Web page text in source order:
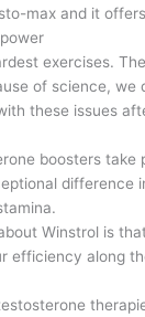
max and it
exercises.
of science, we
these issues
boosters take
difference
Winstrol is that
efficiency along